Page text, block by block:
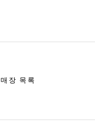
매장 목록